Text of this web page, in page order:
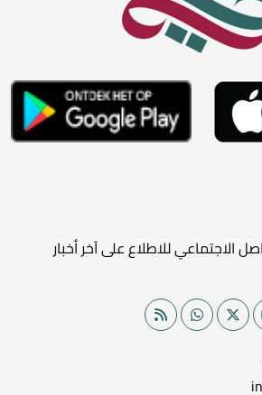
الاجتماعي للاطلاع على آخر أخبار